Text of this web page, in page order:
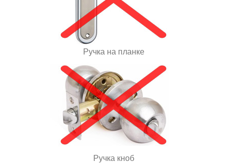
Ручка на планке
Ручка кноб